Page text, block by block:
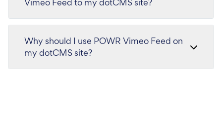
Why should I use POWR Vimeo Feed on
my dotCMS site?